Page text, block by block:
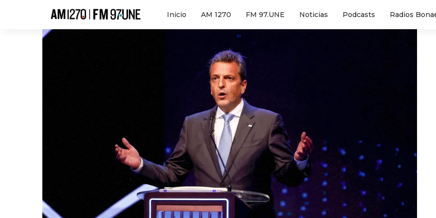
Inicio AM 1270 FM 97.UNE Noticias Podcasts Radios